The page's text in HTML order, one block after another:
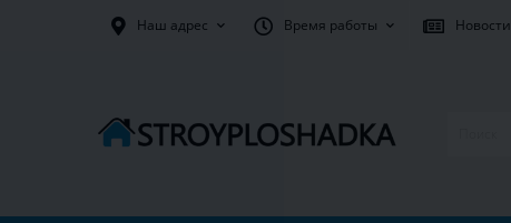
Наш адрес Время работы Новости